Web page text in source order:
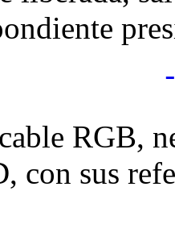
RGB,
con sus